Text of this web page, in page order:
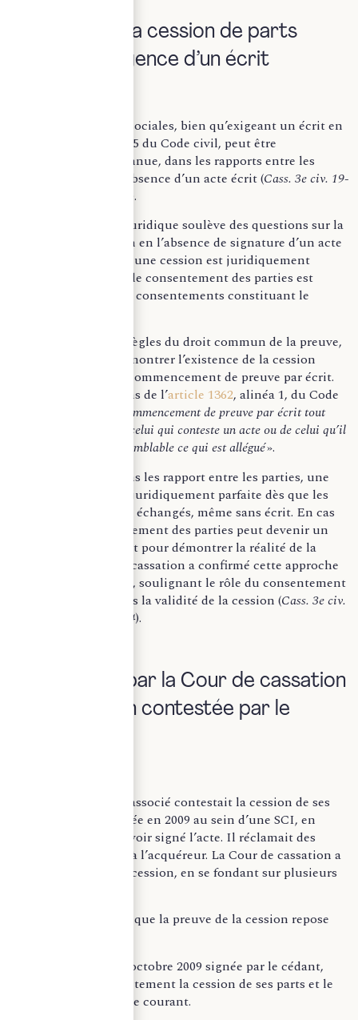
I. Validité de la cession de parts
: exigence d’un écrit
La cession de parts sociales, bien qu’exigeant un écrit en
vertu de l’article 1865 du Code civil, peut être
juridiquement reconnue, dans les rapports entre les
parties, même en l’absence d’un acte écrit (Cass. 3e civ. 19-
).
Cette particularité juridique soulève des questions sur la
validité de la cession en l’absence de signature d’un acte
de cession. En effet, une cession est juridiquement
valable dès lors que le consentement des parties est
établi, l’échange des consentements constituant le
En application des règles du droit commun de la preuve,
il est possible de démontrer l’existence de la cession
notamment par un commencement de preuve par écrit.
Selon les dispositions de l’article 1362, alinéa 1, du Code
constitue un commencement de preuve par écrit tout
écrit qui, émanant de celui qui conteste un acte ou de celui qu’il
représente, rend vraisemblable ce qui est allégué».
Par conséquent, dans les rapport entre les parties, une
cession de parts est juridiquement parfaite dès que les
consentements sont échangés, même sans écrit. En cas
de litige, le comportement des parties peut devenir un
élément déterminant pour démontrer la réalité de la
cession. La Cour de cassation a confirmé cette approche
dans un arrêt récent, soulignant le rôle du consentement
entre les parties dans la validité de la cession (Cass. 3e civ.
4-7-2024 n° 23-10.534).
II. Validation par la Cour de cassation
d’une cession contestée par le
En 2014, un ancien associé contestait la cession de ses
parts sociales, réalisée en 2009 au sein d’une SCI, en
prétendant ne pas avoir signé l’acte. Il réclamait des
dommages-intérêts à l’acquéreur. La Cour de cassation a
cependant validé la cession, en se fondant sur plusieurs
La Cour a considéré que la preuve de la cession repose
– Une attestation d’octobre 2009 signée par le cédant,
mentionnant explicitement la cession de ses parts et le
rachat de son compte courant.